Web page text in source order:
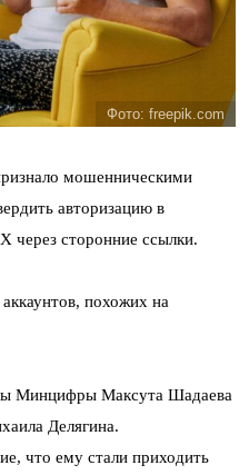
Фото: freepik.com
мошенническими
авторизацию в
через сторонние ссылки.
похожих на
Минцифры Максута Шадаева
Делягина.
что ему стали приходить